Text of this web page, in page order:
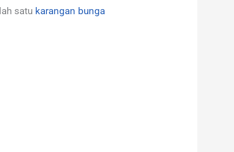
satu karangan bunga